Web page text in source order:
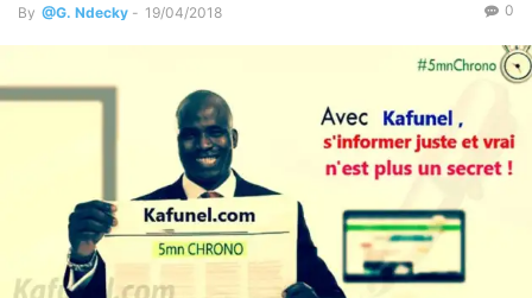
By @G. Ndecky - 19/04/2018 0